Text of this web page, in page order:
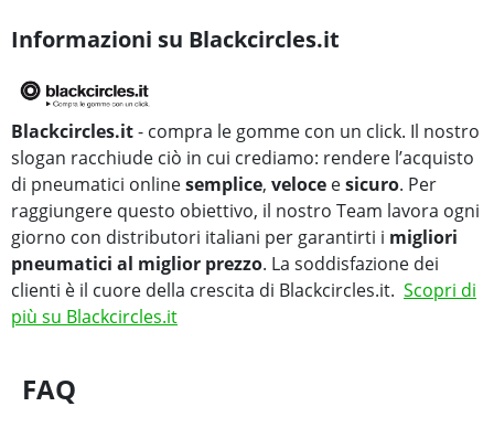
Informazioni su Blackcircles.it
Blackcircles.it- compra le gomme con un click. Il nostro
slogan racchiude ciò in cui crediamo: rendere l’acquisto
di pneumatici onlinesemplice, veloce esicuro. Per
raggiungere questo obiettivo, il nostro Team lavora ogni
giorno con distributori italiani per garantirti i migliori
pneumatici al miglior prezzo. La soddisfazione dei
clienti è il cuore della crescita di Blackcircles.it. Scopri di
più su Blackcircles.it
FAQ